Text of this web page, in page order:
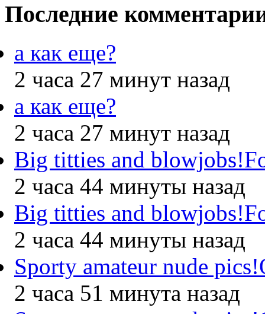
Последние
а как еще?
2 часа 27 минут назад
а как еще?
2 часа 27 минут назад
Big titties and
2 часа 44 минуты назад
Big titties and
2 часа 44 минуты назад
Sporty amateur nude
2 часа 51 минута назад